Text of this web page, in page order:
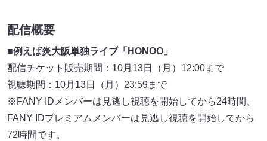
配信概要
■例えば炎大阪単独ライブ「HONOO」
配信チケット販売期間：10月13日（月）12:00まで
視聴期間：10月13日（月）23:59まで
※FANY IDメンバーは見逃し視聴を開始してから24時間、
FANY IDプレミアムメンバーは見逃し視聴を開始してから
72時間です。